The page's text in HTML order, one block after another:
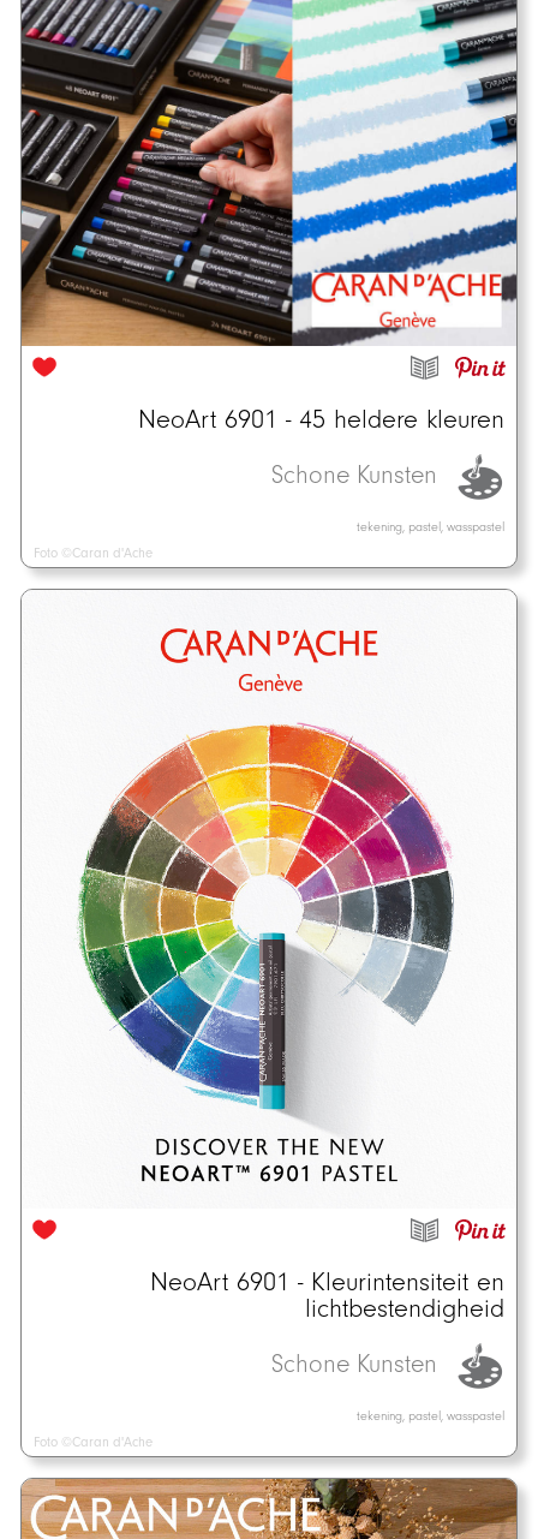
NeoArt 6901 - 45 heldere kleuren
Schone Kunsten
tekening, pastel, wasspastel
Foto ©Caran d'Ache
NeoArt 6901 - Kleurintensiteit en
lichtbestendigheid
Schone Kunsten
tekening, pastel, wasspastel
Foto ©Caran d'Ache